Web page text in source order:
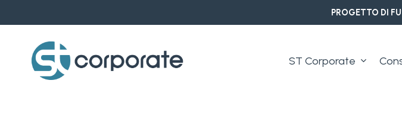
to
content
PROGETTO DI
ST Corporate